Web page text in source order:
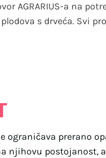
AGRARIUS-a na
s drveća. Svi
ograničava prerano
njihovu postojanost,